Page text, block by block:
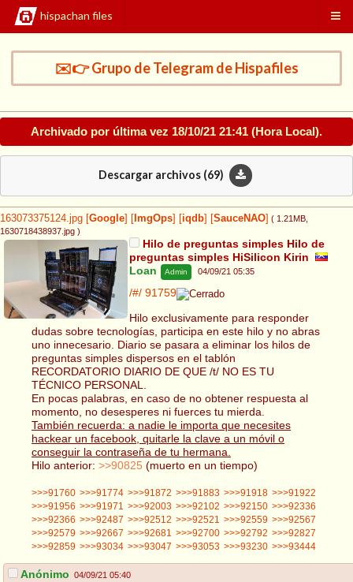
hispachan files
✉️👉 Grupo de Telegram de Hispafiles
Archivado por última vez 18/10/21 21:41 (Hora Local).
Descargar archivos (69)
163073375124.jpg Google ImgOps iqdb SauceNAO ( 1.21MB
1630718438937.jpg )
Hilo de preguntas simples Hilo de
preguntas simples HiSilicon Kirin
Loan
Admin 04/09/21 05:35
/#/ 91759
Hilo exclusivamente para responder
dudas sobre tecnologías, participa en este hilo y no abras
uno innecesario. Diario se pasara a eliminar los hilos de
preguntas simples dispersos en el tablón
RECORDATORIO DIARIO DE QUE /t/ NO ES TU
TÉCNICO PERSONAL.
En pocas palabras, en caso de no obtener respuesta al
momento, no desesperes ni fuerces tu mierda.
También recuerda: a nadie le importa que necesites
hackear un facebook, quitarle la clave a un móvil o
conseguir la contraseña de tu hermana.
Hilo anterior: >>90825 (muerto en un tiempo)
>>>91760 >>>91774 >>>91872 >>>91883 >>>91918 >>>91922
>>>91956 >>>91971 >>>92003 >>>92102 >>>92150 >>>92336
>>>92366 >>>92487 >>>92512 >>>92521 >>>92559 >>>92567
>>>92579 >>>92667 >>>92681 >>>92700 >>>92792 >>>92827
>>>92859 >>>93034 >>>93047 >>>93053 >>>93230 >>>93444
Anónimo 04/09/21 05:40